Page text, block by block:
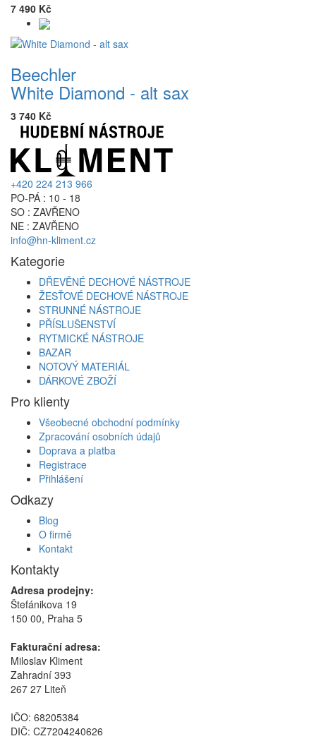
7 490 Kč
Beechler
White Diamond - alt sax
3 740 Kč
+420 224 213 966
PO-PÁ : 10 - 18
SO : ZAVŘENO
NE : ZAVŘENO
info@hn-kliment.cz
Kategorie
DŘEVĚNÉ DECHOVÉ NÁSTROJE
ŽESŤOVÉ DECHOVÉ NÁSTROJE
STRUNNÉ NÁSTROJE
PŘÍSLUŠENSTVÍ
RYTMICKÉ NÁSTROJE
BAZAR
NOTOVÝ MATERIÁL
DÁRKOVÉ ZBOŽÍ
Pro klienty
Všeobecné obchodní podmínky
Zpracování osobních údajů
Doprava a platba
Registrace
Přihlášení
Odkazy
Blog
O firmě
Kontakt
Kontakty
Adresa prodejny:
Štefánikova 19
150 00, Praha 5
Fakturační adresa:
Miloslav Kliment
Zahradní 393
267 27 Liteň
IČO: 68205384
DIČ: CZ7204240626